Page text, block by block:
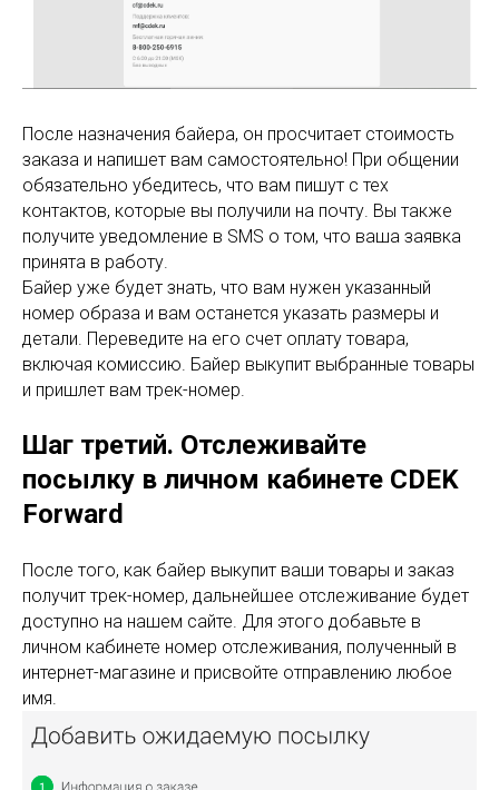
После назначения байера, он просчитает стоимость
заказа и напишет вам самостоятельно! При общении
обязательно убедитесь, что вам пишут с тех
контактов, которые вы получили на почту. Вы также
получите уведомление в SMS о том, что ваша заявка
принята в работу.
Байер уже будет знать, что вам нужен указанный
номер образа и вам останется указать размеры и
детали. Переведите на его счет оплату товара,
включая комиссию. Байер выкупит выбранные товары
и пришлет вам трек-номер.
Шаг третий. Отслеживайте
посылку в личном кабинете CDEK
Forward
После того, как байер выкупит ваши товары и заказ
получит трек-номер, дальнейшее отслеживание будет
доступно на нашем сайте. Для этого добавьте в
личном кабинете номер отслеживания, полученный в
интернет-магазине и присвойте отправлению любое
имя.